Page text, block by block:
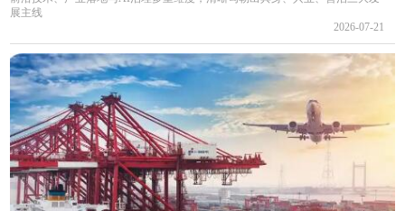
展主线
2026-07-21